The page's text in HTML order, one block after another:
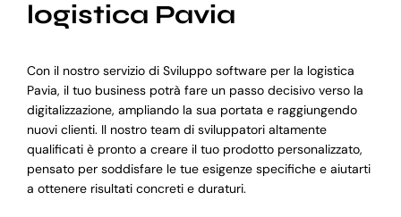
logistica Pavia
Con il nostro servizio di Sviluppo software per la logistica
Pavia, il tuo business potrà fare un passo decisivo verso la
digitalizzazione, ampliando la sua portata e raggiungendo
nuovi clienti. Il nostro team di sviluppatori altamente
qualificati è pronto a creare il tuo prodotto personalizzato,
pensato per soddisfare le tue esigenze specifiche e aiutarti
a ottenere risultati concreti e duraturi.